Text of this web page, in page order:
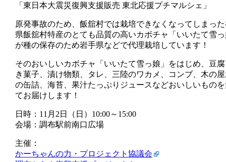
「東日本大震災復興支援販売 東北応援プチマルシェ」
原発事故のため、飯舘村では栽培できなくなってしまっ
県飯舘村特産のとても品質の高いカボチャ「いいたて雪
が種の保存のため岩手県などで代理栽培しています！
そのおいしいカボチャ「いいたて雪っ娘」をはじめ、豆
き菓子、漬け物類、タレ、三陸のワカメ、コンブ、木の
の缶詰、海苔、果汁たっぷりジュースなどおいしいもの
てお届けします！
日時：11月2日（日）10:00～15:00
会場：調布駅前南口広場
主催：
かーちゃんの力・プロジェクト協議会